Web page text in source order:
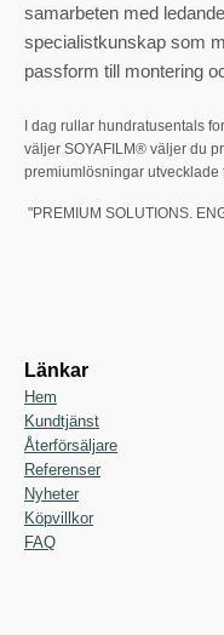
samarbeten med
specialistkunskap som
passform till montering
I dag rullar hundratusentals
väljer SOYAFILM® väljer du
premiumlösningar utvecklade
"PREMIUM SOLUTIONS.
Länkar
Hem
Kundtjänst
Återförsäljare
Referenser
Nyheter
Köpvillkor
FAQ